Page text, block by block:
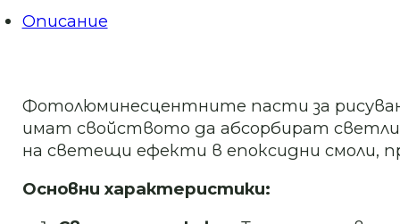
Описание
Фотолюминесцентните пасти за
имат свойството да абсорбират
на светещи ефекти в епоксидни смоли,
Основни характеристики: